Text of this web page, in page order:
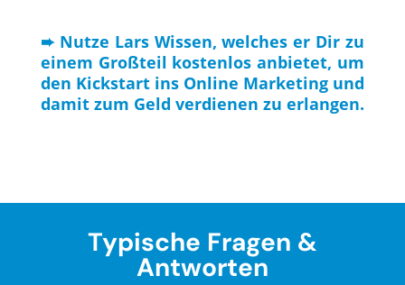
➨ Nutze Lars Wissen, welches er Dir zu
einem Großteil kostenlos anbietet, um
den Kickstart ins Online Marketing und
damit zum Geld verdienen zu erlangen.
Typische Fragen &
Antworten